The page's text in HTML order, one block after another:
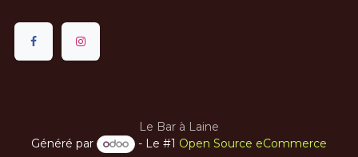
Le Bar à Laine
Généré par
- Le #1 Open Source eCommerce